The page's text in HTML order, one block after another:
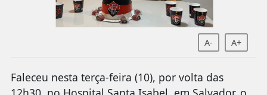
A- A+
Faleceu nesta terça-feira (10), por volta das